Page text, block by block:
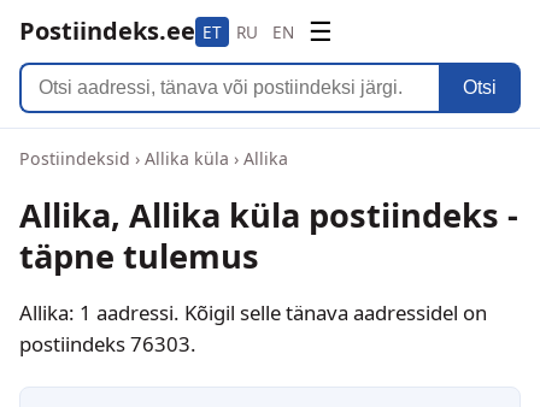
Postiindeks.ee ET RU EN ☰
Otsi
Postiindeksid › Allika küla › Allika
Allika, Allika küla postiindeks -
täpne tulemus
Allika: 1 aadressi. Kõigil selle tänava aadressidel on
postiindeks 76303.